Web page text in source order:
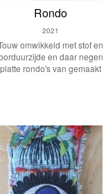
Rondo
2021
omwikkeld met stof en
en daar negen
platte rondo's van gemaakt